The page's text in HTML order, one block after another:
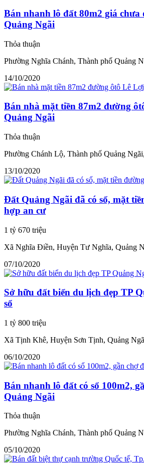
Bán nhanh lô đất 80m2 giá chưa
Quảng Ngãi
Thỏa thuận
Phường Nghĩa Chánh, Thành phố Quảng
14/10/2020
Bán nhà mặt tiền 87m2 đường
Quảng Ngãi
Thỏa thuận
Phường Chánh Lộ, Thành phố Quảng
13/10/2020
Đất Quảng Ngãi đã có sổ, mặt
hợp an cư
1 tỷ 670 triệu
Xã Nghĩa Điền, Huyện Tư Nghĩa, Quảng
07/10/2020
Sở hữu đất biển du lịch đẹp TP
sổ
1 tỷ 800 triệu
Xã Tịnh Khê, Huyện Sơn Tịnh, Quảng
06/10/2020
Bán nhanh lô đất có sổ 100m2,
Quảng Ngãi
Thỏa thuận
Phường Nghĩa Chánh, Thành phố Quảng
05/10/2020